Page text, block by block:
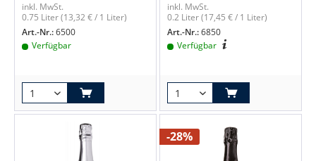
inkl. MwSt.
0.75 Liter(13,32 € / 1 Liter)
Art.-Nr.:6500
Verfügbar
inkl. MwSt.
0.2 Liter(17,45 € / 1 Liter)
Art.-Nr.:6850
Verfügbar
-28%